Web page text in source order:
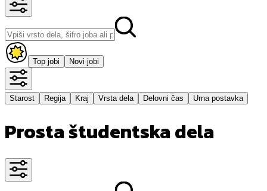
Top jobi Novi jobi
Starost Regija Kraj Vrsta dela Delovni čas Urna postavka
Prosta študentska dela